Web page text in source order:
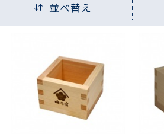
並べ替え